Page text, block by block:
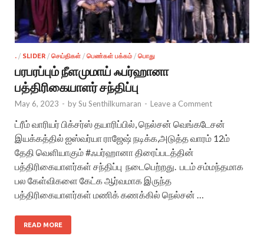
. / SLIDER / செய்திகள் / பெண்கள் பக்கம் / பொது
பரபரப்பும் நீளமுமாய் ஃபர்ஹானா
பத்திரிகையாளர் சந்திப்பு
May 6, 2023 - bySu Senthilkumaran - Leave a Comment
ட்ரீம் வாரியர் பிக்சர்ஸ் தயாரிப்பில், நெல்சன் வெங்கடேசன்
இயக்கத்தில் ஐஸ்வர்யா ராஜேஷ் நடிக்க,அடுத்த வாரம் 12ம்
தேதி வெளியாகும் #ஃபர்ஹானா திரைப்படத்தின்
பத்திரிகையாளர்கள் சந்திப்பு நடைபெற்றது. படம் சம்மந்தமாக
பல கேள்விகளை கேட்க ஆர்வமாக இருந்த
பத்திரிகையாளர்கள் மணிக் கணக்கில் நெல்சன் …
READ MORE